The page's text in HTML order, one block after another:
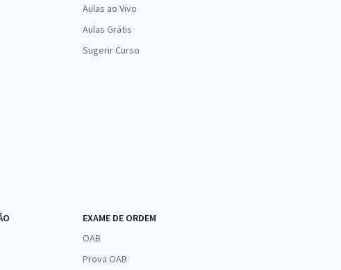
Aulas ao Vivo
Aulas Grátis
Sugerir Curso
EXAME DE ORDEM
OAB
Prova OAB